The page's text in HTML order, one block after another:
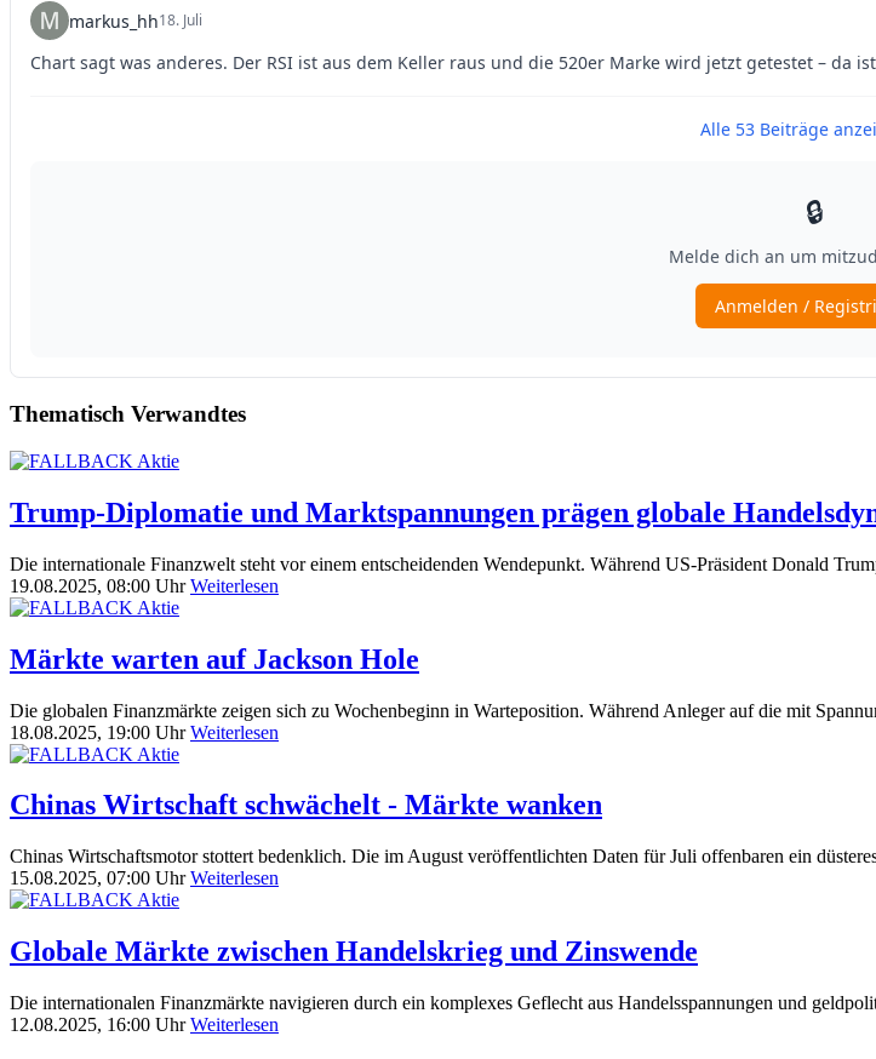
Thematisch Verwandtes
Trump-Diplomatie und Marktspannungen prägen globale
Die internationale Finanzwelt steht vor einem entscheidenden Wendepunkt. Während US-Präsident Donald
19.08.2025, 08:00 Uhr Weiterlesen
Märkte warten auf Jackson Hole
Die globalen Finanzmärkte zeigen sich zu Wochenbeginn in Warteposition. Während Anleger auf die mit
18.08.2025, 19:00 Uhr Weiterlesen
Chinas Wirtschaft schwächelt - Märkte wanken
Chinas Wirtschaftsmotor stottert bedenklich. Die im August veröffentlichten Daten für Juli offenbaren ein
15.08.2025, 07:00 Uhr Weiterlesen
Globale Märkte zwischen Handelskrieg und Zinswende
Die internationalen Finanzmärkte navigieren durch ein komplexes Geflecht aus Handelsspannungen und
12.08.2025, 16:00 Uhr Weiterlesen